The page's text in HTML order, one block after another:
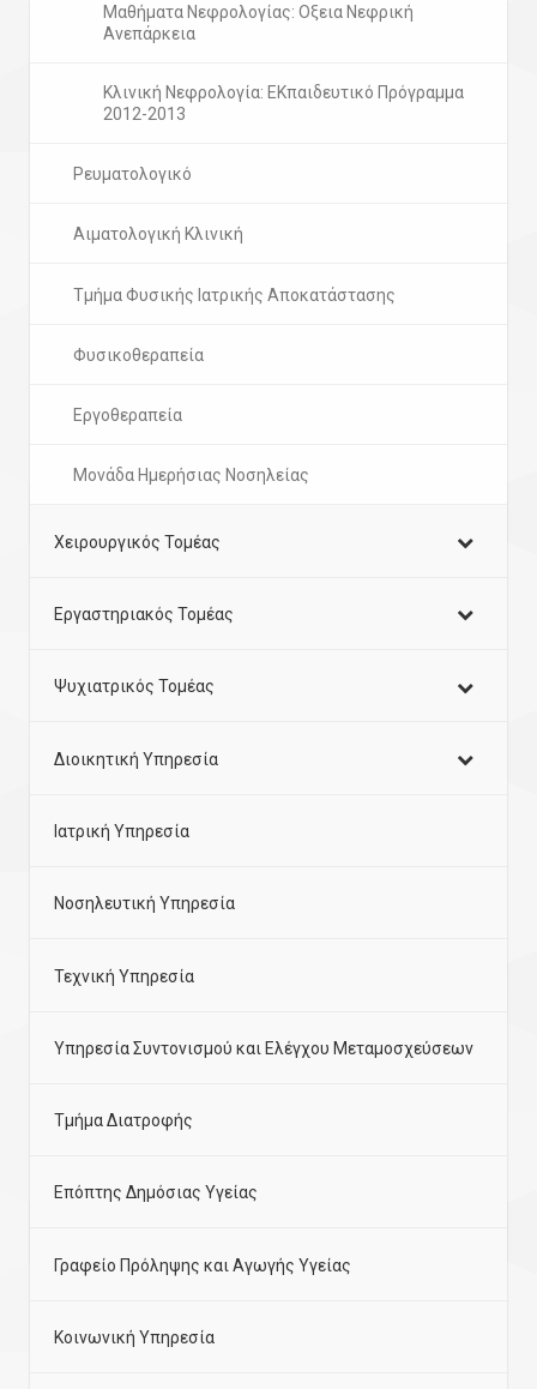
Μαθήματα Νεφρολογίας: Οξεια Νεφρική
Ανεπάρκεια
Κλινική Νεφρολογία: ΕΚπαιδευτικό Πρόγραμμα
2012-2013
Ρευματολογικό
Αιματολογική Κλινική
Τμήμα Φυσικής Ιατρικής Αποκατάστασης
Φυσικοθεραπεία
Εργοθεραπεία
Μονάδα Ημερήσιας Νοσηλείας
Χειρουργικός Τομέας
Εργαστηριακός Τομέας
Ψυχιατρικός Τομέας
Διοικητική Υπηρεσία
Ιατρική Υπηρεσία
Νοσηλευτική Υπηρεσία
Τεχνική Υπηρεσία
Υπηρεσία Συντονισμού και Ελέγχου Μεταμοσχεύσεων
Τμήμα Διατροφής
Επόπτης Δημόσιας Υγείας
Γραφείο Πρόληψης και Αγωγής Υγείας
Κοινωνική Υπηρεσία